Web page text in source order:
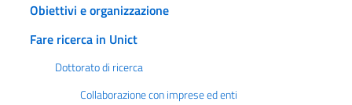
Obiettivi e organizzazione
Fare ricerca in Unict
Dottorato di ricerca
Collaborazione con imprese ed enti